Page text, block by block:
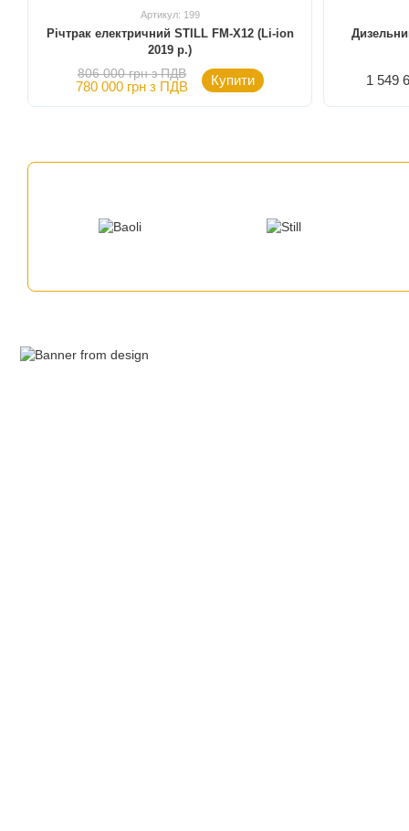
Артикул: 199
Річтрак електричний STILL FM-X12 (Li-ion
2019 р.)
806 000 грн з ПДВ
780 000 грн з ПДВ Купити 1 549